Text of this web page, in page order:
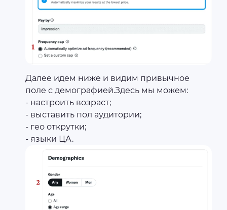
Далее идем ниже и видим привычное
поле с демографией.Здесь мы можем:
- настроить возраст;
- выставить пол аудитории;
- гео открутки;
- языки ЦА.